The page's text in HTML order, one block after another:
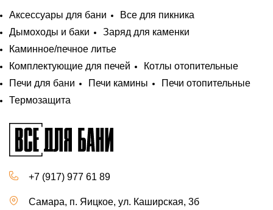
Аксессуары для бани
Все для пикника
Дымоходы и баки
Заряд для каменки
Каминное/печное литье
Комплектующие для печей
Котлы отопительные
Печи для бани
Печи камины
Печи отопительные
Термозащита
+7 (917) 977 61 89
Самара, п. Яицкое, ул. Каширская, 3б